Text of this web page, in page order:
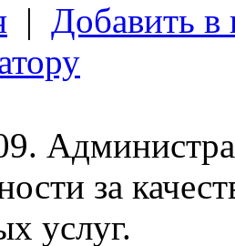
| Добавить в
за
услуг.